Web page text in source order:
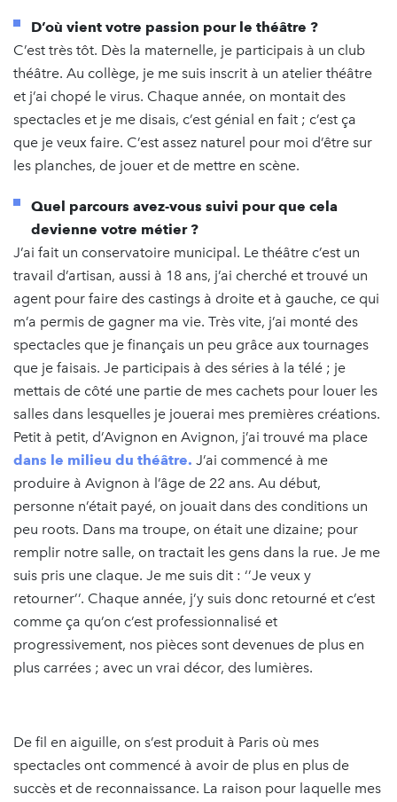
D’où vient votre passion pour le théâtre ?
C’est très tôt. Dès la maternelle, je participais à un club
théâtre. Au collège, je me suis inscrit à un atelier théâtre
et j’ai chopé le virus. Chaque année, on montait des
spectacles et je me disais, c’est génial en fait ; c’est ça
que je veux faire. C’est assez naturel pour moi d’être sur
les planches, de jouer et de mettre en scène.
Quel parcours avez-vous suivi pour que cela
devienne votre métier ?
J’ai fait un conservatoire municipal. Le théâtre c’est un
travail d’artisan, aussi à 18 ans, j’ai cherché et trouvé un
agent pour faire des castings à droite et à gauche, ce qui
m’a permis de gagner ma vie. Très vite, j’ai monté des
spectacles que je finançais un peu grâce aux tournages
que je faisais. Je participais à des séries à la télé ; je
mettais de côté une partie de mes cachets pour louer les
salles dans lesquelles je jouerai mes premières créations.
Petit à petit, d’Avignon en Avignon, j’ai trouvé ma place
dans le milieu du théâtre. J’ai commencé à me
produire à Avignon à l’âge de 22 ans. Au début,
personne n’était payé, on jouait dans des conditions un
peu roots. Dans ma troupe, on était une dizaine; pour
remplir notre salle, on tractait les gens dans la rue. Je me
suis pris une claque. Je me suis dit : ‘’Je veux y
retourner’’. Chaque année, j’y suis donc retourné et c’est
comme ça qu’on c’est professionnalisé et
progressivement, nos pièces sont devenues de plus en
plus carrées ; avec un vrai décor, des lumières.
De fil en aiguille, on s’est produit à Paris où mes
spectacles ont commencé à avoir de plus en plus de
succès et de reconnaissance. La raison pour laquelle mes